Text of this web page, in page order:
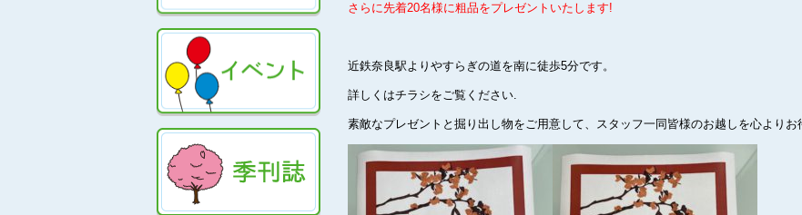
さらに先着20名様に粗品をプレゼントいたします!
近鉄奈良駅よりやすらぎの道を南に徒歩5分です。
詳しくはチラシをご覧ください.
素敵なプレゼントと掘り出し物をご用意して、スタッフ一同皆様のお越しを心よりお